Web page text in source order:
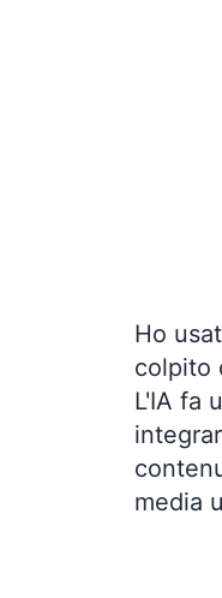
Ho
colpito
L'IA fa
media